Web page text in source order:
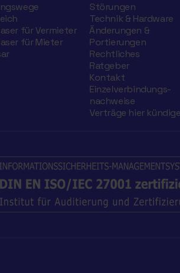
für Vermieter
für Mieter
Störungen
Technik & Hardware
Änderungen &
Portierungen
Rechtliches
Ratgeber
Kontakt
Einzelverbindungs­
nachweise
Verträge hier